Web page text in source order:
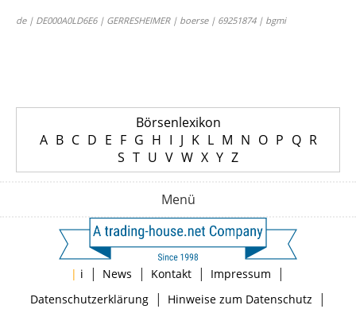
de | DE000A0LD6E6 | GERRESHEIMER | boerse | 69251874 | bgmi
Börsenlexikon
A B C D E F G H I J K L M N O P Q R
S T U V W X Y Z
Menü
| i | News | Kontakt | Impressum |
Datenschutzerklärung| Hinweise zum Datenschutz |